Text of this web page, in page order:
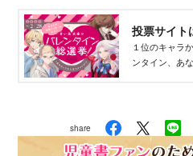
投票サイト
１位のキャラ
ンタイン、あ
share